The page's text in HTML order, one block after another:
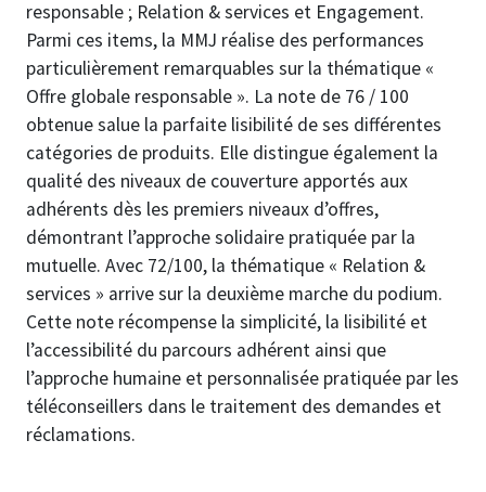
responsable ; Relation & services et Engagement.
Parmi ces items, la MMJ réalise des performances
particulièrement remarquables sur la thématique «
Offre globale responsable ». La note de 76 / 100
obtenue salue la parfaite lisibilité de ses différentes
catégories de produits. Elle distingue également la
qualité des niveaux de couverture apportés aux
adhérents dès les premiers niveaux d’offres,
démontrant l’approche solidaire pratiquée par la
mutuelle. Avec 72/100, la thématique « Relation &
services » arrive sur la deuxième marche du podium.
Cette note récompense la simplicité, la lisibilité et
l’accessibilité du parcours adhérent ainsi que
l’approche humaine et personnalisée pratiquée par les
téléconseillers dans le traitement des demandes et
réclamations.